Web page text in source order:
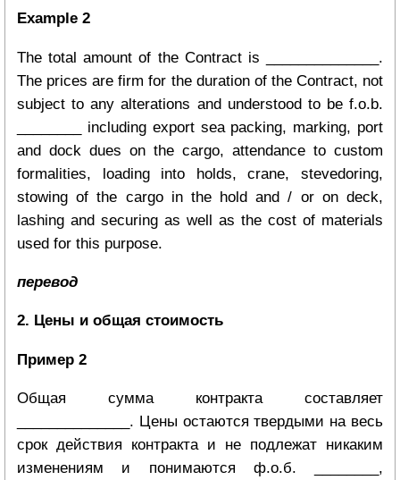
Example 2
The total amount of the Contract is ______________.
The prices are firm for the duration of the Contract, not
subject to any alterations and understood to be f.o.b.
________ including export sea packing, marking, port
and dock dues on the cargo, attendance to custom
formalities, loading into holds, crane, stevedoring,
stowing of the cargo in the hold and / or on deck,
lashing and securing as well as the cost of materials
used for this purpose.
перевод
2. Цены и общая стоимость
Пример 2
Общая сумма контракта составляет
______________. Цены остаются твердыми на весь
срок действия контракта и не подлежат никаким
изменениям и понимаются ф.о.б. ________,